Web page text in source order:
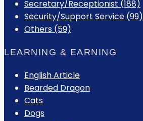
Secretary/Receptionist (188)
Security/Support Service (99)
Others (59)
LEARNING & EARNING
English Article
Bearded Dragon
Cats
Dogs